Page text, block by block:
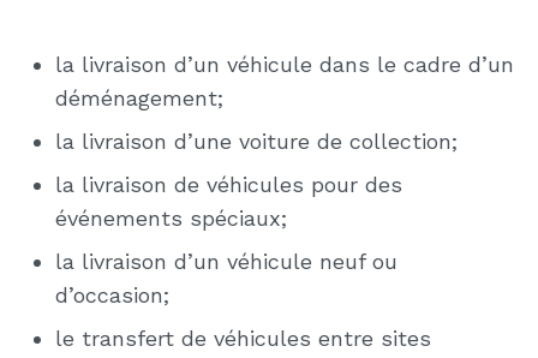
la livraison d’un véhicule dans le cadre d’un
déménagement;
la livraison d’une voiture de collection;
la livraison de véhicules pour des
événements spéciaux;
la livraison d’un véhicule neuf ou
d’occasion;
le transfert de véhicules entre sites